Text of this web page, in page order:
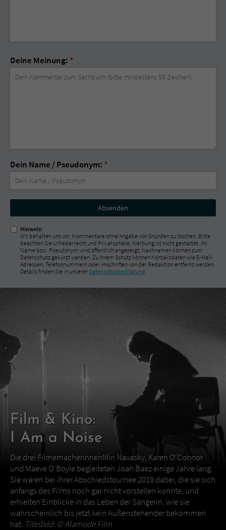
Deine Meinung: *
Dein Name / Pseudonym: *
Nicht
ausfüllen!
Hinweis:
Wir behalten uns vor, Kommentare ohne Angabe von Gründen zu löschen. Bitte
beachten Sie Urheberrecht und Privatsphäre; Werbung ist nicht gestattet. Ihr
Name bzw. Pseudonym wird öffentlich angezeigt; Nachnamen können zum
Datenschutz gekürzt werden. Zu Ihrem Schutz können Kontaktdaten wie E-Mail-
Adressen, Telefonnummern oder Anschriften von der Redaktion entfernt werden.
Details finden Sie in unserer Datenschutzerklärung
Film & Kino:
I Am a Noise
Die drei FilmemacherinnenMiri Navasky, Karen O‘Connor
und Maeve O‘Boyle begleiteten Joan Baez einige Jahre lang.
Sie waren bei ihrer Abschiedstournee 2019 dabei, die sie sich
anfangs des Films noch gar nicht vorstellen konnte, und
erhielten Einblicke in das Leben der Sängerin, wie sie
wahrscheinlich bis jetzt kein Außenstehender bekommen
hat. Titelbild: ©Alamode Film